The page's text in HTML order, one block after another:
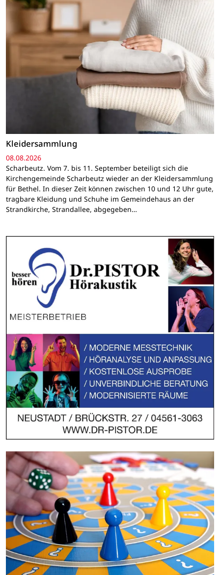
Kleidersammlung
08.08.2026
Scharbeutz. Vom 7. bis 11. September beteiligt sich die
Kirchengemeinde Scharbeutz wieder an der Kleidersammlung
für Bethel. In dieser Zeit können zwischen 10 und 12 Uhr gute,
tragbare Kleidung und Schuhe im Gemeindehaus an der
Strandkirche, Strandallee, abgegeben…